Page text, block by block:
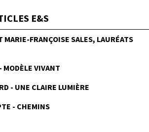
E&S
MARIE-FRANÇOISE SALES, LAURÉATS
MODÈLE VIVANT
- UNE CLAIRE LUMIÈRE
- CHEMINS